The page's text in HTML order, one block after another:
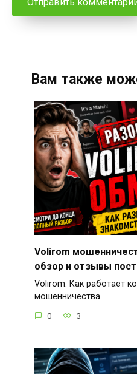
Вам также
Volirom
обзор и отзывы
Volirom: Как работает
мошенничества
0 3